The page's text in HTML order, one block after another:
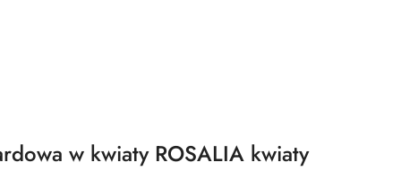
w kwiaty ROSALIA kwiaty